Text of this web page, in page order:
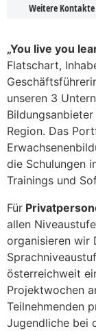
Weitere Kontakte
„You live you
Flatschart,
unseren 3
Region. Das
die Schulungen
Trainings und
Für
allen
organisieren wir
österreichweit
Projektwochen
Teilnehmenden
Jugendliche bei